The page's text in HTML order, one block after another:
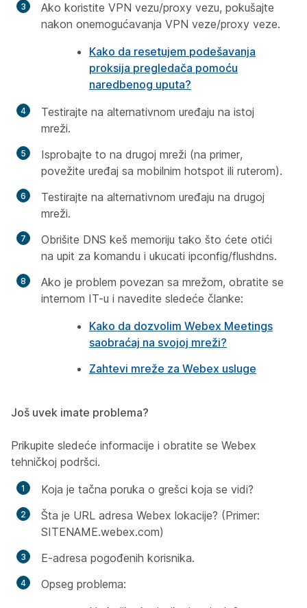
Ako koristite VPN vezu/proxy vezu, pokušajte
nakon onemogućavanja VPN veze/proxy veze.
Kako da resetujem podešavanja
proksija pregledača pomoću
naredbenog uputa?
Testirajte na alternativnom uređaju na istoj
mreži.
Isprobajte to na drugoj mreži (na primer,
povežite uređaj sa mobilnim hotspot ili ruterom).
Testirajte na alternativnom uređaju na drugoj
mreži.
Obrišite DNS keš memoriju tako što ćete otići
na upit za komandu i ukucati ipconfig/flushdns.
Ako je problem povezan sa mrežom, obratite se
internom IT-u i navedite sledeće članke:
Kako da dozvolim Webex Meetings
saobraćaj na svojoj mreži?
Zahtevi mreže za Webex usluge
Još uvek imate problema?
Prikupite sledeće informacije i obratite se Webex
tehničkoj podršci.
Koja je tačna poruka o grešci koja se vidi?
Šta je URL adresa Webex lokacije? (Primer:
SITENAME.webex.com)
E-adresa pogođenih korisnika.
Opseg problema: